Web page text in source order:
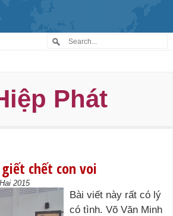
Phát
chết con voi
2015
Bài viết này rất có lý
có tình. Võ Văn Minh